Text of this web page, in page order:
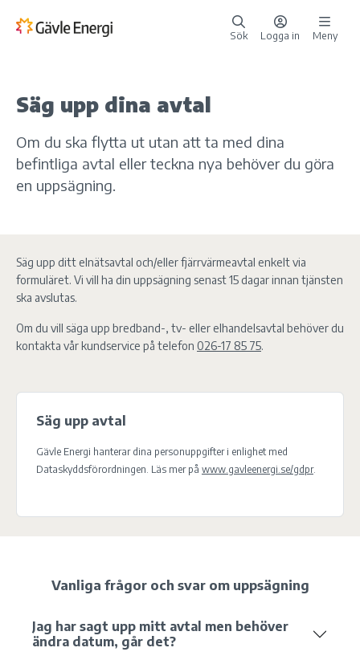
Sök Logga in Meny
Säg upp dina avtal
Om du ska flytta ut utan att ta med dina
befintliga avtal eller teckna nya behöver du göra
en uppsägning.
Säg upp ditt elnätsavtal och/eller fjärrvärmeavtal enkelt via
formuläret. Vi vill ha din uppsägning senast 15 dagar innan tjänsten
ska avslutas.
Om du vill säga upp bredband-, tv- eller elhandelsavtal behöver du
kontakta vår kundservice på telefon 026-17 85 75.
Säg upp avtal
Gävle Energi hanterar dina personuppgifter i enlighet med
Dataskyddsförordningen. Läs mer på www.gavleenergi.se/gdpr.
Vanliga frågor och svar om uppsägning
Jag har sagt upp mitt avtal men behöver
ändra datum, går det?